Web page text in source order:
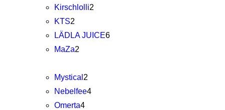
Kirschlolli2
KTS2
LÄDLA JUICE6
MaZa2
Mystical 2
Nebelfee4
Omerta4